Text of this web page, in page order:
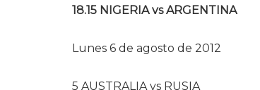
18.15 NIGERIA vs ARGENTINA
Lunes 6 de agosto de 2012
5 AUSTRALIA vs RUSIA